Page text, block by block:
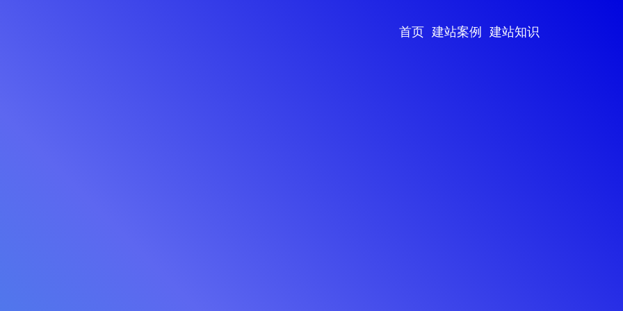
首页 建站案例 建站知识